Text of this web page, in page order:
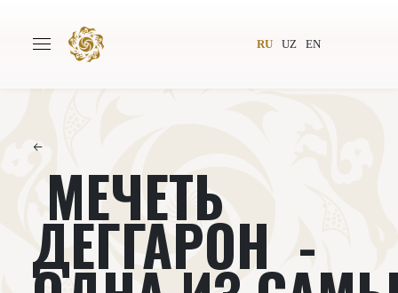
RU UZ EN
Авторы Всемирное общество
Издательство
Проекты Подкасты
←
МЕЧЕТЬ
ДЕГГАРОН -